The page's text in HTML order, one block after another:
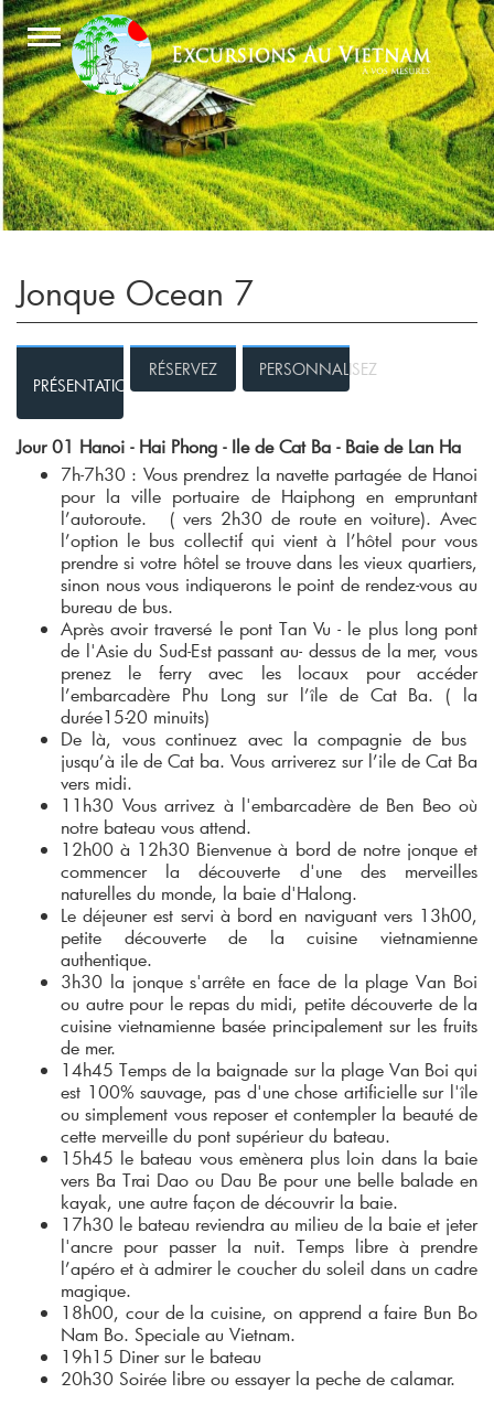
Jonque Ocean 7
PRÉSENTATION
RÉSERVEZ PERSONNALISEZ
Jour 01 Hanoi - Hai Phong - Ile de Cat Ba - Baie de Lan Ha
7h-7h30 : Vous prendrez la navette partagée de Hanoi
pour la ville portuaire de Haiphong en empruntant
l’autoroute. ( vers 2h30 de route en voiture). Avec
l’option le bus collectif qui vient à l’hôtel pour vous
prendre si votre hôtel se trouve dans les vieux quartiers,
sinon nous vous indiquerons le point de rendez-vous au
bureau de bus.
Après avoir traversé le pont Tan Vu - le plus long pont
de l'Asie du Sud-Est passant au- dessus de la mer, vous
prenez le ferry avec les locaux pour accéder
l’embarcadère Phu Long sur l’île de Cat Ba. ( la
durée15-20 minuits)
De là, vous continuez avec la compagnie de bus
jusqu’à ile de Cat ba. Vous arriverez sur l’ile de Cat Ba
vers midi.
11h30 Vous arrivez à l'embarcadère de Ben Beo où
notre bateau vous attend.
12h00 à 12h30 Bienvenue à bord de notre jonque et
commencer la découverte d'une des merveilles
naturelles du monde, la baie d'Halong.
Le déjeuner est servi à bord en naviguant vers 13h00,
petite découverte de la cuisine vietnamienne
authentique.
3h30 la jonque s'arrête en face de la plage Van Boi
ou autre pour le repas du midi, petite découverte de la
cuisine vietnamienne basée principalement sur les fruits
de mer.
14h45 Temps de la baignade sur la plage Van Boi qui
est 100% sauvage, pas d'une chose artificielle sur l'île
ou simplement vous reposer et contempler la beauté de
cette merveille du pont supérieur du bateau.
15h45 le bateau vous emènera plus loin dans la baie
vers Ba Trai Dao ou Dau Be pour une belle balade en
kayak, une autre façon de découvrir la baie.
17h30 le bateau reviendra au milieu de la baie et jeter
l'ancre pour passer la nuit. Temps libre à prendre
l’apéro et à admirer le coucher du soleil dans un cadre
magique.
18h00, cour de la cuisine, on apprend a faire Bun Bo
Nam Bo. Speciale au Vietnam.
19h15 Diner sur le bateau
20h30 Soirée libre ou essayer la peche de calamar.